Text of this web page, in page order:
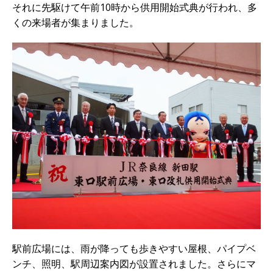
それに先駆けて午前10時から供用開始式典が行われ、多
くの来場者が集まりました。
駅前広場には、雨が降っても歩きやすい屋根、パイプベ
ンチ、照明、駅周辺案内図が設置されました。さらにマ